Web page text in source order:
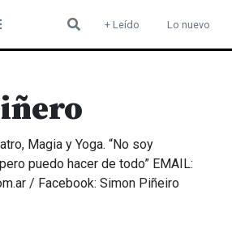
+ Leído Lo nuevo
Magia y Yoga. “No soy
puedo hacer de todo” EMAIL:
/ Facebook: Simon Piñeiro